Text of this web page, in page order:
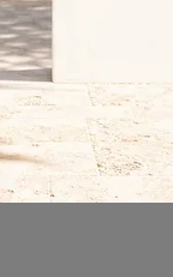
I più visti a :
Brugherio